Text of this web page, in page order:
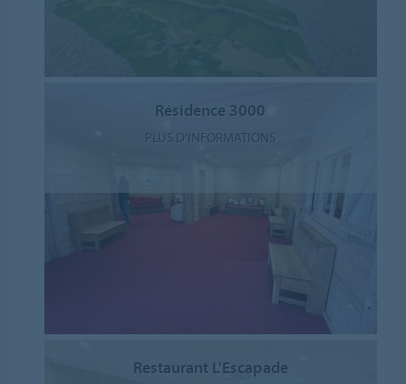
Résidence 3000
PLUS D'INFORMATIONS
Restaurant L'Escapade